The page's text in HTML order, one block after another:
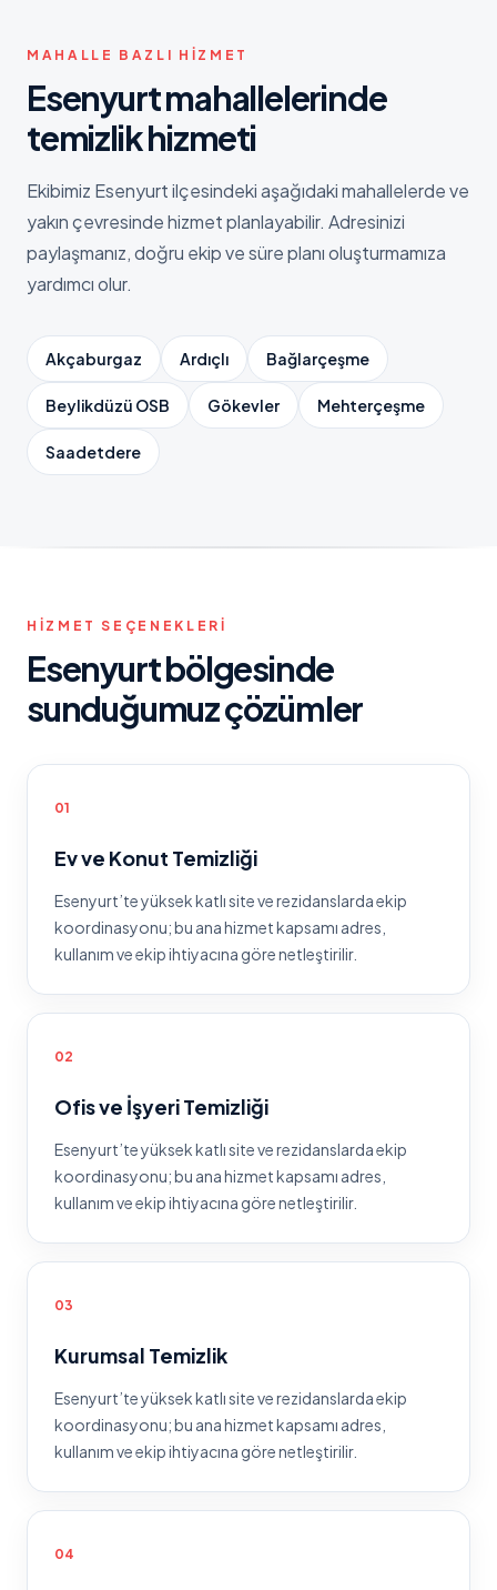
MAHALLE BAZLI HIZMET
Esenyurtmahallelerinde
temizlik hizmeti
Ekibimiz Esenyurtilçesindeki aşağıdaki mahallelerde ve
yakın çevresinde hizmet planlayabilir. Adresinizi
paylaşmanız, doğru ekip ve süre planı oluşturmamıza
yardımcı olur.
Akçaburgaz Ardıçlı Bağlarçeşme
Beylikdüzü OSB Gökevler Mehterçeşme
Saadetdere
HIZMET SEÇENEKLERI
Esenyurtbölgesinde
sunduğumuz çözümler
01
Ev ve Konut Temizliği
Esenyurt’teyüksek katlı site ve rezidanslarda ekip
koordinasyonu; bu ana hizmet kapsamı adres,
kullanım ve ekip ihtiyacına göre netleştirilir.
02
Ofis ve İşyeri Temizliği
Esenyurt’teyüksek katlı site ve rezidanslarda ekip
koordinasyonu; bu ana hizmet kapsamı adres,
kullanım ve ekip ihtiyacına göre netleştirilir.
03
Kurumsal Temizlik
Esenyurt’teyüksek katlı site ve rezidanslarda ekip
koordinasyonu; bu ana hizmet kapsamı adres,
kullanım ve ekip ihtiyacına göre netleştirilir.
04